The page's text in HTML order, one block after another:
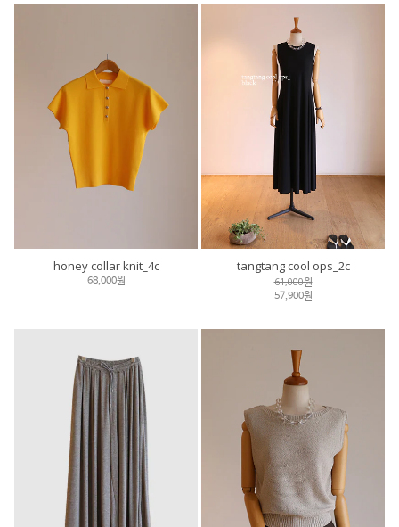
honey collar knit_4c
68,000원
tangtang cool ops_2c
61,000원
57,900원